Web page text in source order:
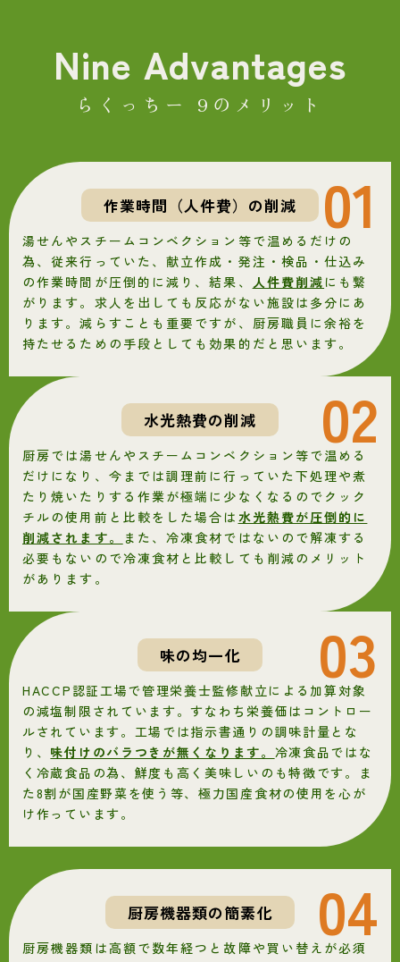
Nine Advantages
らくっちー 9のメリット
01
作業時間（人件費）の削減
湯せんやスチームコンベクション等で温めるだけの
為、従来行っていた、献立作成・発注・検品・仕込み
の作業時間が圧倒的に減り、結果、 人件費削減 にも繋
がります。求人を出しても反応がない施設は多分にあ
ります。減らすことも重要ですが、厨房職員に余裕を
持たせるための手段としても効果的だと思います。
02
水光熱費の削減
厨房では湯せんやスチームコンベクション等で温める
だけになり、今までは調理前に行っていた下処理や煮
たり焼いたりする作業が極端に少なくなるのでクック
チルの使用前と比較をした場合は 水光熱費が圧倒的に
削減されます。
また、冷凍食材ではないので解凍する
必要もないので冷凍食材と比較しても削減のメリット
があります。
03
味の均一化
HACCP認証工場で管理栄養士監修献立による加算対象
の減塩制限されています。すなわち栄養価はコントロー
ルされています。工場では指示書通りの調味計量とな
り、 味付けのバラつきが無くなります。 冷凍食品ではな
く冷蔵食品の為、鮮度も高く美味しいのも特徴です。ま
た8割が国産野菜を使う等、極力国産食材の使用を心が
け作っています。
04
厨房機器類の簡素化
厨房機器類は高額で数年経つと故障や買い替えが必須